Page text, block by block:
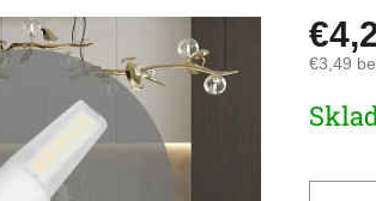
€3,49
cena: